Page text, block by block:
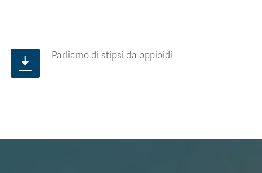
Parliamo di stipsi da oppioidi